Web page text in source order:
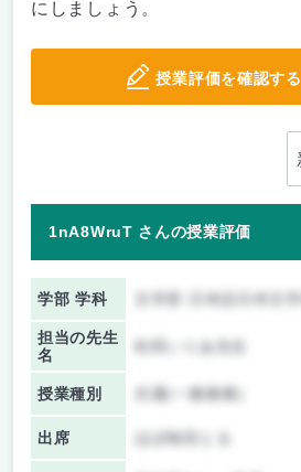
にしましょう。
授業評価を確認する
1nA8WruT さんの授業評価
学部 学科
担当の先生
名
松田いりあ先生
授業種別 共通(一般教養)
出席 ほぼ毎回とる